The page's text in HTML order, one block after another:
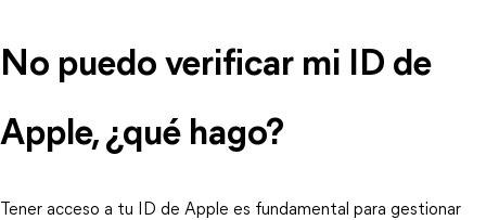
No puedo verificar mi ID de
Apple, ¿qué hago?
Tener acceso a tu ID de Apple es fundamental para gestionar